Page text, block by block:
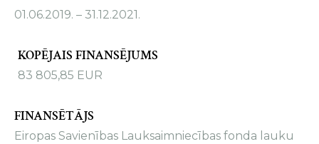
01.06.2019. – 31.12.2021.
KOPĒJAIS FINANSĒJUMS
83 805,85 EUR
FINANSĒTĀJS
Eiropas Savienības Lauksaimniecības fonda lauku